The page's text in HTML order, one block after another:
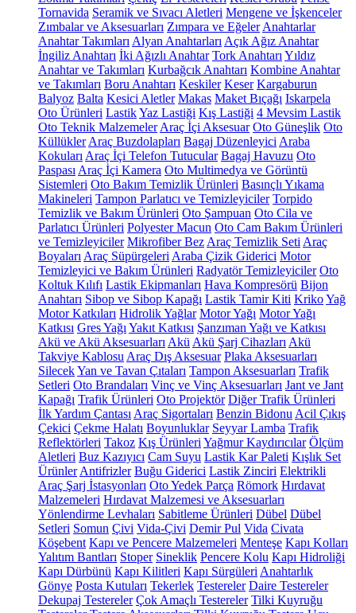
Tornavida Seramik ve Sıvacı Aletleri Mengene ve İşkenceler
Zımbalar ve Aksesuarları Zımpara ve Eğeler Anahtarlar
Anahtar Takımları Alyan Anahtarları Açık Ağız Anahtar
İngiliz Anahtarı İki Ağızlı Anahtar Tork Anahtarı Yıldız
Anahtar ve Takımları Kurbağcık Anahtarı Kombine Anahtar
ve Takımları Boru Anahtarı Keskiler Keser Kargaburun
Balyoz Balta Kesici Aletler Makas Maket Bıçağı Iskarpela
Oto Ürünleri LastikYaz Lastiği Kış Lastiği 4 Mevsim Lastik
Oto Teknik Malzemeler Araç İçi Aksesuar Oto Güneşlik Oto
Küllükler Araç Buzdolapları Bagaj Düzenleyici Araba
Kokuları Araç İçi Telefon Tutucular Bagaj Havuzu Oto
Paspası Araç İçi Kamera Oto Multimedya ve Görüntü
Sistemleri Oto Bakım Temizlik Ürünleri Basınçlı Yıkama
Makineleri Tampon Parlatıcı ve Temizleyiciler Torpido
Temizlik ve Bakım Ürünleri Oto Şampuan Oto Cila ve
Parlatıcı Ürünleri Polyester Macun Oto Cam Bakım Ürünleri
ve Temizleyiciler Mikrofiber Bez Araç Temizlik Seti Araç
Boyaları Araç Süpürgeleri Araba Çizik Giderici Motor
Temizleyici ve Bakım Ürünleri Radyatör Temizleyiciler Oto
Koltuk Kılıfı Lastik Ekipmanları Hava Kompresörü Bijon
Anahtarı Sibop ve Sibop Kapağı Lastik Tamir Kiti KrikoYağ
Motor Katkıları Hidrolik Yağlar Motor Yağı Motor Yağı
Katkısı Gres Yağı Yakıt Katkısı Şanzıman Yağı ve Katkısı
Akü ve Akü Aksesuarları Akü Akü Şarj Cihazları Akü
Takviye Kablosu Araç Dış Aksesuar Plaka Aksesuarları
SilecekYan ve Tavan Çıtaları Tampon Aksesuarları Trafik
Setleri Oto Brandaları Vinç ve Vinç Aksesuarları Jant ve Jant
Kapağı Trafik Ürünleri Oto Projektör Diğer Trafik Ürünleri
İlk Yardım Çantası Araç Sigortaları Benzin Bidonu Acil Çıkış
Çekici Çekme Halatı Boyunluklar Seyyar Lamba Trafik
Reflektörleri Takoz Kış Ürünleri Yağmur Kaydırıcılar Ölçüm
Aletleri Buz Kazıyıcı Cam Suyu Lastik Kar Paleti Kışlık Set
Ürünler Antifrizler Buğu Giderici Lastik Zinciri Elektrikli
Araç Şarj İstasyonları Oto Yedek Parça Römork Hırdavat
Malzemeleri Hırdavat Malzemesi ve Aksesuarları
Yönlendirme Levhaları Sabitleme Ürünleri Dübel Dübel
Setleri Somun Çivi Vida-Çivi Demir Pul Vida Civata
Köşebent Kapı ve Pencere Malzemeleri Menteşe Kapı Kolları
Yalıtım Bantları Stoper Sineklik Pencere Kolu Kapı Hidroliği
Kapı Dürbünü Kapı Kilitleri Kapı Sürgüleri Anahtarlık
Gönye Posta Kutuları Tekerlek Testereler Daire Testereler
Dekupaj Testereler Çok Amaçlı Testereler Tilki Kuyruğu